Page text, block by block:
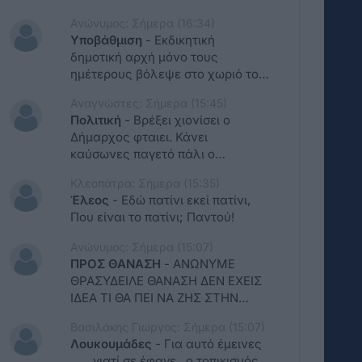
Υποβάθμιση - Εκδικητική
δημοτική αρχή μόνο τους
ημέτερους βόλεψε στο χωριό το
Πολιτική - Βρέξει χιονίσει ο
Δήμαρχος φταιει. Κάνει
καύσωνες παγετό πάλι ο
Έλεος - Εδώ πατίνι εκεί πατίνι,
Που είναι το πατίνι; Παντού!
ΠΡΟΣ ΘΑΝΑΣΗ - ΑΝΩΝΥΜΕ
ΘΡΑΣΥΔΕΙΛΕ ΘΑΝΑΣΗ ΔΕΝ ΕΧΕΙΣ
ΙΔΕΑ ΤΙ ΘΑ ΠΕΙ ΝΑ ΖΗΣ ΣΤΗΝ
ΒΟΛΕΜΕΝΟΣ ΘΑΝΑΣΑΚΙ ΕΣΥ
Λουκουμάδες - Για αυτό έμεινες